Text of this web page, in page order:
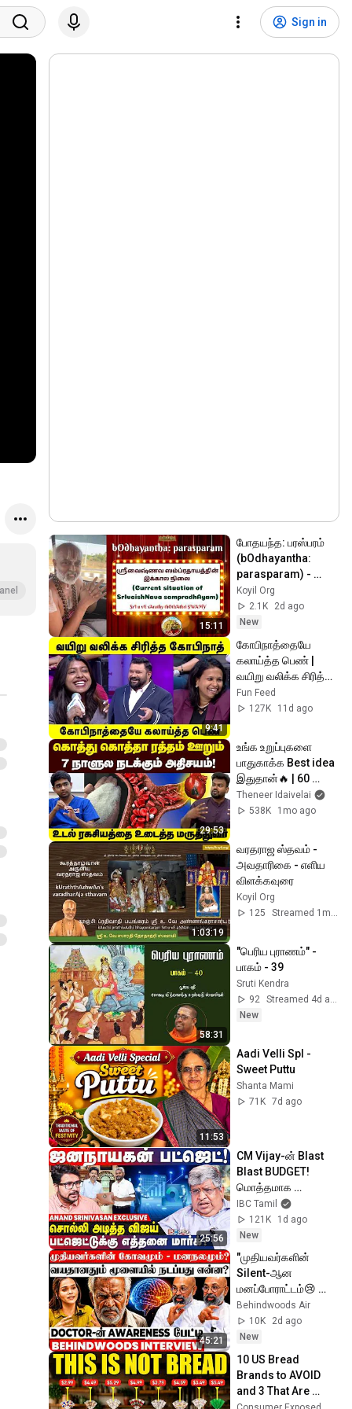
Sign in
15:11
போதயந்த: பரஸ்பரம்
(bOdhayantha:
parasparam) -
ஸ்ரீவைஷ்ணவ
ஸம்ப்ரதாயத்தின்
இக்கால நிலை - Part
Koyil Org
2.1K
2d ago
New
9:41
கோபிநாத்தையே
கலாய்த்த பெண் |
வயிறு வலிக்க சிரித்த
கோபிநாத் |Neeya
Naana Latest
Fun Feed
127K
11d ago
29:53
உங்க உறுப்புகளை
பாதுகாக்க Best idea
இதுதான்🔥 | 60
வயதிலும் 20 வயதாய்
வாழ| Positivitea|
Theneer Idaivelai
538K
1mo ago
1:03:19
வரதராஜ ஸ்தவம் -
அவதாரிகை - எளிய
விளக்கவுரை
Koyil Org
125
58:31
"பெரிய புராணம்" -
பாகம் - 39
Sruti Kendra
92
New
11:53
Aadi Velli Spl -
Sweet Puttu
Shanta Mami
71K 7d ago
25:56
CM Vijay-ன் Blast
Blast BUDGET!
மொத்தமாக
மாறப்போகும் தமிழ்
நாடு! - Anand
srinivasan
interview | TVK
IBC Tamil
121K
1d ago
New
45:21
"முதியவர்களின்
Silent-ஆன
மனப்போராட்டம்😢
இந்த அறிகுறி இருந்தா
Doctor-ஐ
பார்க்கணும்!"
Shocking பேட்டி
Behindwoods Air
10K
2d ago
New
10 US Bread
Brands to AVOID
and 3 That Are